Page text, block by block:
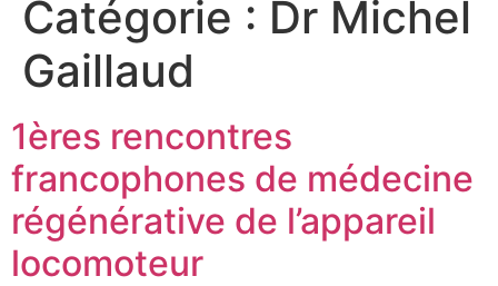
Catégorie : Dr Michel
Gaillaud
1ères rencontres
francophones de médecine
régénérative de l’appareil
locomoteur